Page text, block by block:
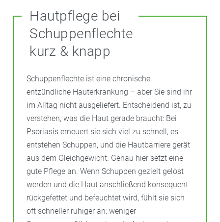
Hautpflege bei
Schuppenflechte
kurz & knapp
Schuppenflechte ist eine chronische,
entzündliche Hauterkrankung – aber Sie sind ihr
im Alltag nicht ausgeliefert. Entscheidend ist, zu
verstehen, was die Haut gerade braucht: Bei
Psoriasis erneuert sie sich viel zu schnell, es
entstehen Schuppen, und die Hautbarriere gerät
aus dem Gleichgewicht. Genau hier setzt eine
gute Pflege an. Wenn Schuppen gezielt gelöst
werden und die Haut anschließend konsequent
rückgefettet und befeuchtet wird, fühlt sie sich
oft schneller ruhiger an: weniger